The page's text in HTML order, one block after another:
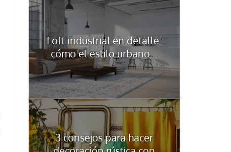
Loft industrial en detalle:
cómo el estilo urbano...
3 consejos para hacer